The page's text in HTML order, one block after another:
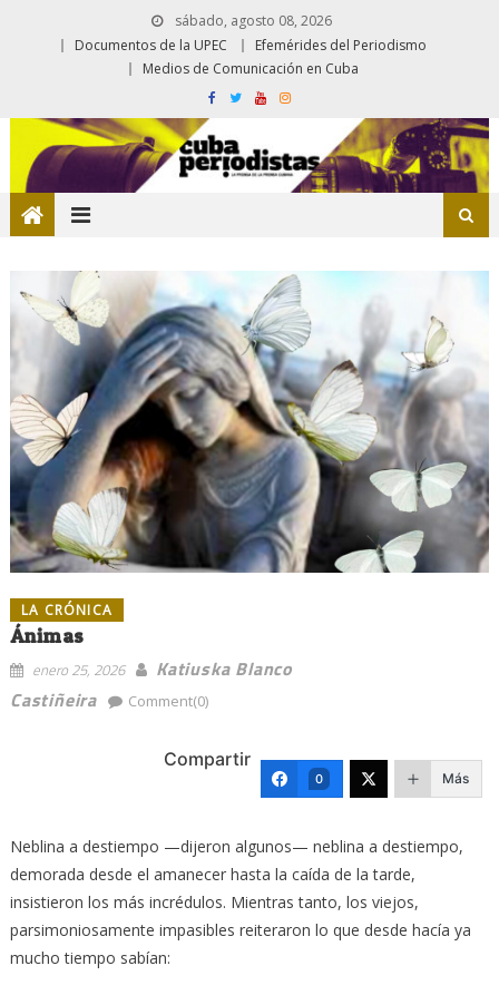
sábado, agosto 08, 2026
Documentos de la UPEC
Efemérides del Periodismo
Medios de Comunicación en Cuba
LA CRÓNICA
Ánimas
enero 25, 2026
Katiuska Blanco
Castiñeira
Comment(0)
Compartir
0 Más
Neblina a destiempo —dijeron algunos— neblina a destiempo,
demorada desde el amanecer hasta la caída de la tarde,
insistieron los más incrédulos. Mientras tanto, los viejos,
parsimoniosamente impasibles reiteraron lo que desde hacía ya
mucho tiempo sabían: